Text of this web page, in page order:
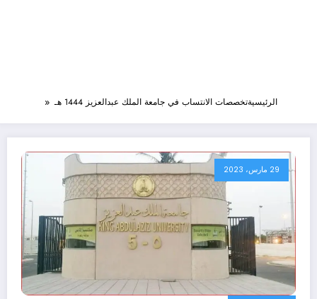
الرئيسيةتخصصات الانتساب في جامعة الملك عبدالعزيز 1444 هـ
29 مارس، 2023